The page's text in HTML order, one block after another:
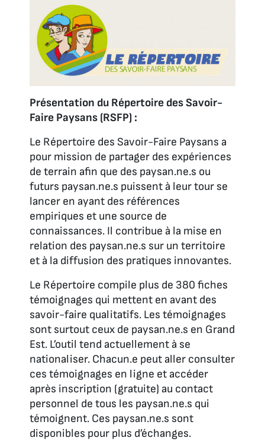
Présentation du Répertoire des Savoir-
Faire Paysans (RSFP) :
Le Répertoire des Savoir-Faire Paysans a
pour mission de partager des expériences
de terrain afin que des paysan.ne.s ou
futurs paysan.ne.s puissent à leur tour se
lancer en ayant des références
empiriques et une source de
connaissances. Il contribue à la mise en
relation des paysan.ne.s sur un territoire
et à la diffusion des pratiques innovantes.
Le Répertoire compile plus de 380 fiches
témoignages qui mettent en avant des
savoir-faire qualitatifs. Les témoignages
sont surtout ceux de paysan.ne.s en Grand
Est. L’outil tend actuellement à se
nationaliser. Chacun.e peut aller consulter
ces témoignages en ligne et accéder
après inscription (gratuite) au contact
personnel de tous les paysan.ne.s qui
témoignent. Ces paysan.ne.s sont
disponibles pour plus d’échanges.